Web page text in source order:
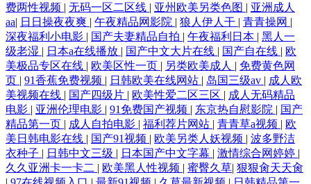
费两性视频 | 无码一区二区线 | 亚州欧美另类色图 | 亚洲成人
aa| 日日操夜夜爽 | 午夜精品网影院 | 狼人伊人干 | 青青操网 |
深夜福利小电影 | 国产夫妻精品自拍 | 午夜福利日本 | 黑人一
级老湿 | 日本a在线播放 | 国产中文大片在线 | 国产自在线 | 欧
美极品专区在线 | 欧美区性一页 | 另类欧美成人 | 免费黄色网
页 | 91香蕉免费视频 | 日韩欧美在线网站 | 岛国三级av | 成人欧
美视频在线 | 国产四级片 | 欧美性爱二区三区 | 成人无码精品
电影 | 亚洲伦理电影 | 91免费国产视频 | 东京热自慰影院 | 国产
精品第一页 | 成人自拍电影 | 福利荐片网站 | 青青草a视频 | 欧
美日韩电影在线 | 国产91视频 | 欧美另类人妖视频 | 波多野洁
衣种子 | 日韩中文三级 | 日本国产中文字幕 | 激情综合网婷婷 |
久久亚洲卡一卡二 | 欧美黑人性视频 | 蜜臀久草| 狠狠肏天天肏